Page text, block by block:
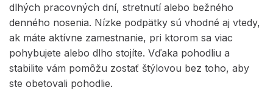
dlhých pracovných dní, stretnutí alebo bežného
denného nosenia. Nízke podpätky sú vhodné aj vtedy,
ak máte aktívne zamestnanie, pri ktorom sa viac
pohybujete alebo dlho stojíte. Vďaka pohodliu a
stabilite vám pomôžu zostať štýlovou bez toho, aby
ste obetovali pohodlie.